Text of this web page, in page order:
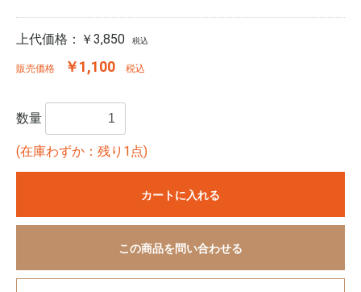
上代価格： ￥3,850 税込
販売価格 ￥1,100 税込
数量
(在庫わずか：残り1点)
カートに入れる
この商品を問い合わせる